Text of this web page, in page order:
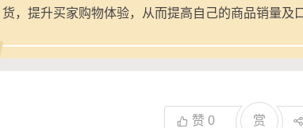
货，提升买家购物体验，从而提高自己的商品销量及
赞 0 赏